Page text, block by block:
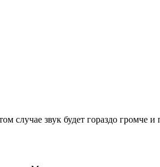
звук будет гораздо громче